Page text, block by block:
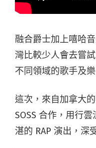
融合爵士加上嘻哈
灣比較少人會去嘗
不同領域的歌手及
這次，來自加拿大
SOSS 合作，用行
湛的 RAP 演出，深